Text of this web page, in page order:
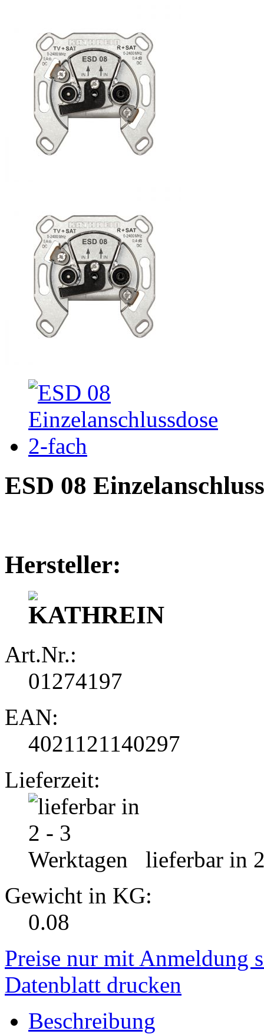
ESD 08
Hersteller:
Art.Nr.:
01274197
EAN:
4021121140297
Lieferzeit:
lieferbar in
Gewicht in KG:
0.08
Preise nur mit Anmeldung
Datenblatt drucken
Beschreibung